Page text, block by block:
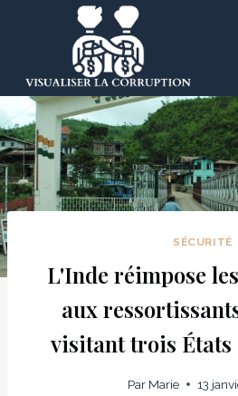
SÉCURITÉ
L'Inde réimpose
aux
visitant trois
Par Marie 13